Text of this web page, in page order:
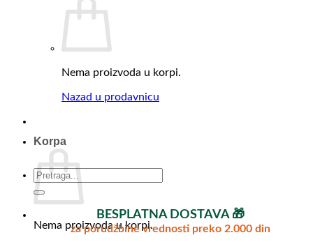
Nema proizvoda u korpi.
Nazad u prodavnicu
Korpa
Nema proizvoda u korpi.
Pretraga
za:
BESPLATNA DOSTAVA 🎁
za porudžbine vrednosti preko 2.000 din